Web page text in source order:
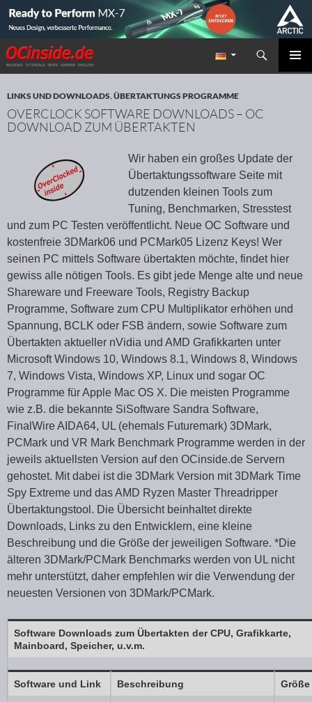
Redaktion ocinside.de PC Hardware Portal
Suchen
ZUM INHALT SPRINGEN
LINKS UND DOWNLOADS,ÜBERTAKTUNGS PROGRAMME
OVERCLOCK SOFTWARE DOWNLOADS – OC
DOWNLOAD ZUM ÜBERTAKTEN
Wir haben ein großes Update der
Übertaktungssoftware Seite mit
dutzenden kleinen Tools zum
Tuning, Benchmarken, Stresstest
und zum PC Testen veröffentlicht. Neue OC Software und
kostenfreie 3DMark06 und PCMark05 Lizenz Keys! Wer
seinen PC mittels Software übertakten möchte, findet hier
gewiss alle nötigen Tools. Es gibt jede Menge alte und neue
Shareware und Freeware Tools, Registry Backup
Programme, Software zum CPU Multiplikator erhöhen und
Spannung, BCLK oder FSB ändern, sowie Software zum
Übertakten aktueller nVidia und AMD Grafikkarten unter
Microsoft Windows 10, Windows 8.1, Windows 8, Windows
7, Windows Vista, Windows XP, Linux und sogar OC
Programme für Apple Mac OS X. Die meisten Programme
wie z.B. die bekannte SiSoftware Sandra Software,
FinalWire AIDA64, UL (ehemals Futuremark) 3DMark,
PCMark und VR Mark Benchmark Programme werden in der
jeweils aktuellsten Version auf den OCinside.de Servern
gehostet. Mit dabei ist die 3DMark Version mit 3DMark Time
Spy Extreme und das AMD Ryzen Master Threadripper
Übertaktungstool. Die Übersicht beinhaltet direkte
Downloads, Links zu den Entwicklern, eine kleine
Beschreibung und die Größe der jeweiligen Software. *Die
älteren 3DMark/PCMark Benchmarks werden von UL nicht
mehr unterstützt, daher empfehlen wir die Verwendung der
neuesten Versionen von 3DMark/PCMark.
Software Downloads zum Übertakten der CPU, Grafikkarte,
Mainboard, Speicher, u.v.m.
Software und Link Beschreibung Größe